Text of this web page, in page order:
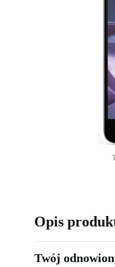
Opis
Twój